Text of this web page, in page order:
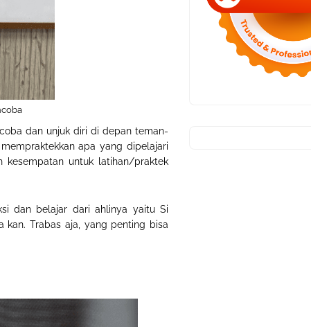
dan unjuk diri di depan teman-
apa yang dipelajari
kesempatan untuk latihan/praktek
dan belajar dari ahlinya yaitu Si
kan. Trabas aja, yang penting bisa